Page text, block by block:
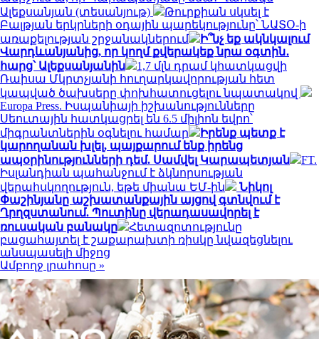
Ալեքսանյան (տեսանյութ)
Թուրքիան սկսել է
Բալթյան երկրների օդային պարեկությունը՝ ՆԱՏՕ-ի
առաքելության շրջանակներում
Ի՞նչ եք ակնկալում
Վարդևանյանից, որ կողմ քվերակեք նրա օգտին․
հարց՝ Ալեքսանյանին
1,7 մլն դրամ կհատկացվի
Ռաիսա Մկրտչյանի հուղարկավորության հետ
կապված ծախսերը փոխհատուցելու նպատակով
Europa Press. Իսպանիայի իշխանությունները
Սեուտային հատկացրել են 6.5 միլիոն եվրո՝
միգրանտներին օգնելու համար
Իրենք պետք է
կարողանան խլել, պայքարում ենք իրենց
ապօրինությունների դեմ. Սամվել Կարապետյան
FT.
Իսլանդիան պահանջում է ձկնորսության
վերահսկողություն, եթե միանա ԵՄ-ին
Նիկոլ
Փաշինյանը աշխատանքային այցով գտնվում է
Ղրղզստանում. Պուտինը վերադասավորել է
ռուսական բանակը
Հետազոտությունը
բացահայտել է շաքարախտի ռիսկը նվազեցնելու
անսպասելի միջոց
Ամբողջ լրահոսը »